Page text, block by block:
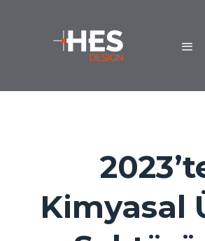
Kimyasal